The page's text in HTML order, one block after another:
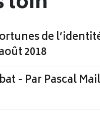
de
2018
- Par Pascal